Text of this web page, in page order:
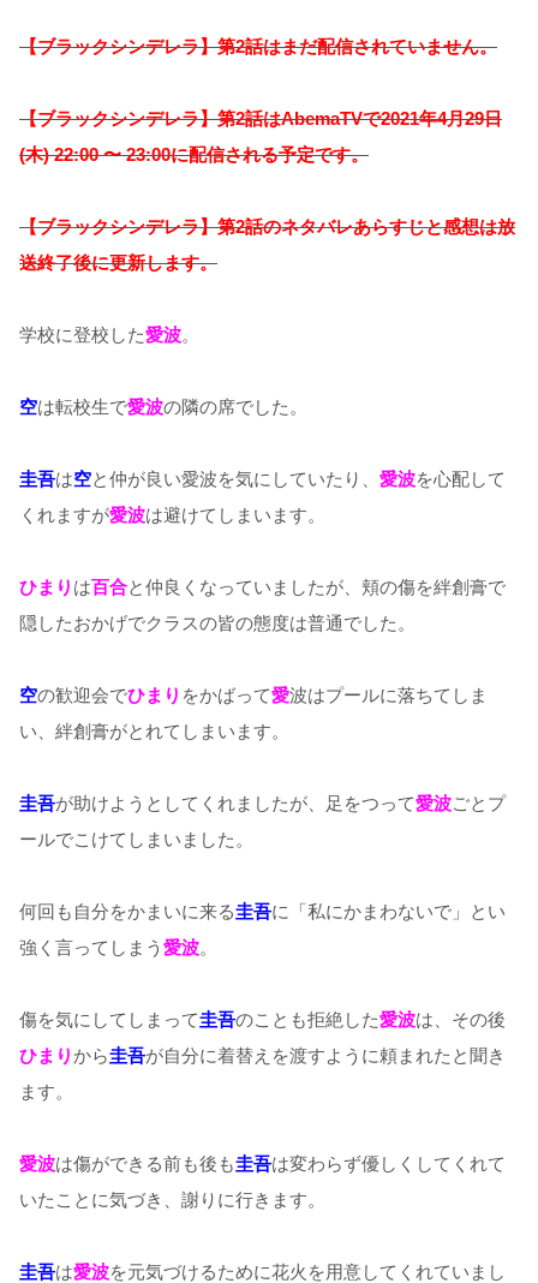
【ブラックシンデレラ】第2話はまだ配信されていません。
【ブラックシンデレラ】第2話はAbemaTVで2021年4月29日
(木) 22:00 〜 23:00に配信される予定です。
【ブラックシンデレラ】第2話のネタバレあらすじと感想は放
送終了後に更新します。
学校に登校した愛波。
空は転校生で愛波の隣の席でした。
圭吾は空と仲が良い愛波を気にしていたり、 愛波を心配して
くれますが愛波は避けてしまいます。
ひまり は百合と仲良くなっていましたが、頬の傷を絆創膏で
隠したおかげでクラスの皆の態度は普通でした。
空の歓迎会でひまり をかばって愛波はプールに落ちてしま
い、絆創膏がとれてしまいます。
圭吾が助けようとしてくれましたが、足をつって愛波ごとプ
ールでこけてしまいました。
何回も自分をかまいに来る圭吾に「私にかまわないで」とい
強く言ってしまう 愛波。
傷を気にしてしまって圭吾のことも拒絶した愛波は、その後
ひまりから圭吾が自分に着替えを渡すように頼まれたと聞き
ます。
愛波は傷ができる前も後も圭吾は変わらず優しくしてくれて
いたことに気づき、謝りに行きます。
圭吾は愛波を元気づけるために花火を用意してくれていまし